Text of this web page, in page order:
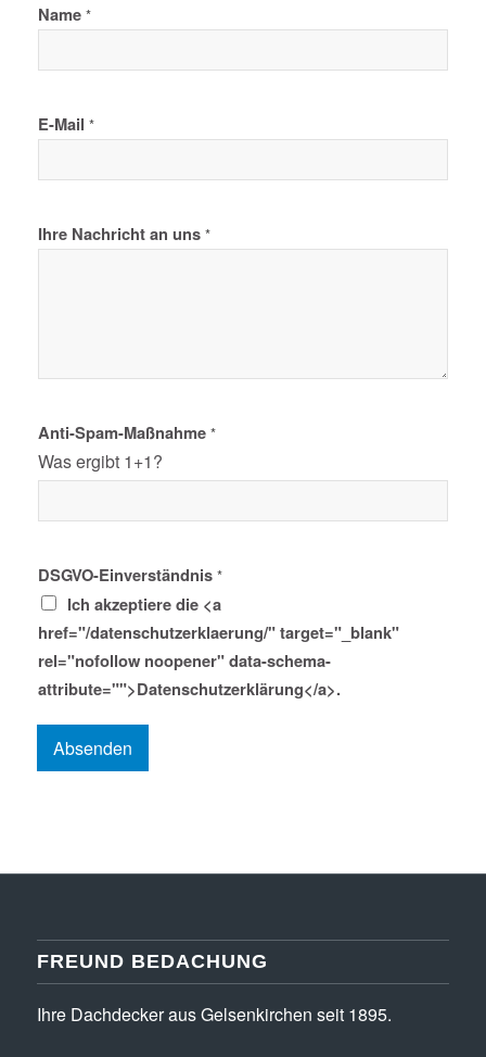
Name *
E-Mail *
Ihre Nachricht an uns *
Anti-Spam-Maßnahme *
Was ergibt 1+1?
E
-
M
a
i
l
D
G
O
v
s
t
d
DSGVO-Einverständnis *
Ich akzeptiere die <a
href="/datenschutzerklaerung/" target="_blank"
rel="nofollow noopener" data-schema-
attribute="">Datenschutzerklärung</a>.
Absenden
FREUND BEDACHUNG
Ihre Dachdecker aus Gelsenkirchen seit 1895.